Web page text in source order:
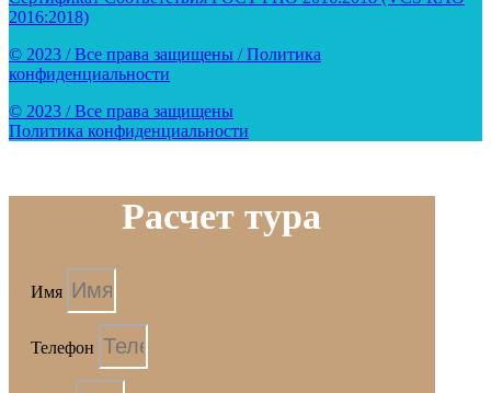
2016:2018)
© 2023 / Все права защищены / Политика
конфиденциальности
© 2023 / Все права защищены
Политика конфиденциальности
Расчет тура
Имя
Телефон